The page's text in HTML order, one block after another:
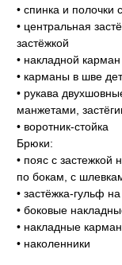
• спинка и полочки
• центральная
застёжкой
• накладной
• карманы в шве
• рукава
манжетами,
• воротник-стойка
Брюки:
• пояс с застежкой
по бокам, с
• застёжка-гульф
• боковые
• накладные
• наколенники